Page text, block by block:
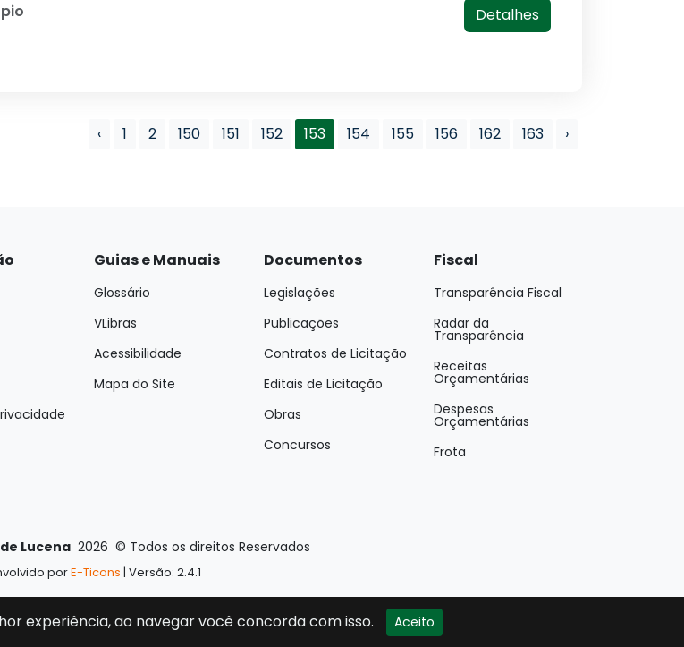
Detalhes
‹ 1 2 150 151 152 153 154 155 156 162 163 ›
Guias e Manuais
Glossário
VLibras
Acessibilidade
Mapa do Site
Documentos
Legislações
Publicações
Contratos de Licitação
Editais de Licitação
Obras
Concursos
Fiscal
Transparência Fiscal
Radar da
Transparência
Receitas
Orçamentárias
Despesas
Orçamentárias
Frota
Lucena 2026 © Todos os direitos Reservados
porE-Ticons | Versão: 2.4.1
experiência, ao navegar você concorda com isso. Aceito